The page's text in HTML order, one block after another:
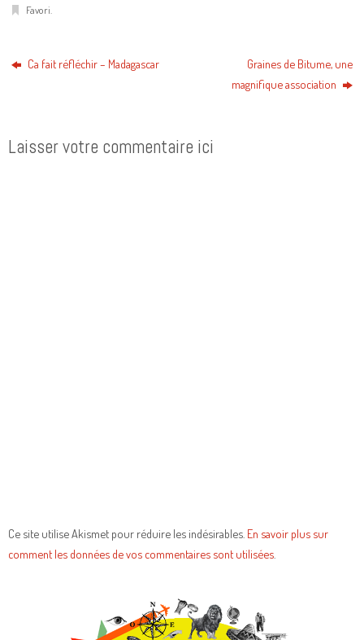
Favori
Ca fait réfléchir – Madagascar
Graines de Bitume, une
magnifique association
Laisser votre commentaire ici
Ce site utilise Akismet pour réduire les indésirables. En savoir plus sur
comment les données de vos commentaires sont utilisées